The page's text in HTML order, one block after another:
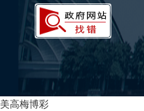
美高梅博彩